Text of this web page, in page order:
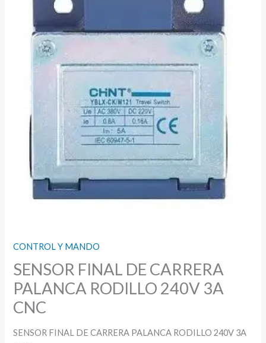
CONTROL Y MANDO
SENSOR FINAL DE CARRERA
PALANCA RODILLO 240V 3A
CNC
SENSOR FINAL DE CARRERA PALANCA RODILLO 240V 3A